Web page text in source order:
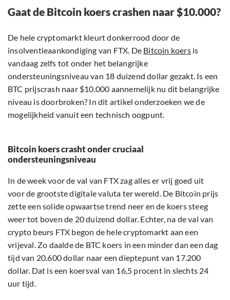
Gaat de Bitcoin koers crashen naar $10.000?
De hele cryptomarkt kleurt donkerrood door de
insolventieaankondiging van FTX. De Bitcoin koersis
vandaag zelfs tot onder het belangrijke
ondersteuningsniveau van 18 duizend dollar gezakt. Is een
BTC prijscrash naar $10.000 aannemelijk nu dit belangrijke
niveau is doorbroken? In dit artikel onderzoeken we de
mogelijkheid vanuit een technisch oogpunt.
Bitcoin koers crasht onder cruciaal
ondersteuningsniveau
In de week voor de val van FTX zag alles er vrij goed uit
voor de grootste digitale valuta ter wereld. De Bitcoin prijs
zette een solide opwaartse trend neer en de koers steeg
weer tot boven de 20 duizend dollar. Echter, na de val van
crypto beurs FTX begon de hele cryptomarkt aan een
vrijeval. Zo daalde de BTC koers in een minder dan een dag
tijd van 20.600 dollar naar een dieptepunt van 17.200
dollar. Dat is een koersval van 16,5 procent in slechts 24
uur tijd.